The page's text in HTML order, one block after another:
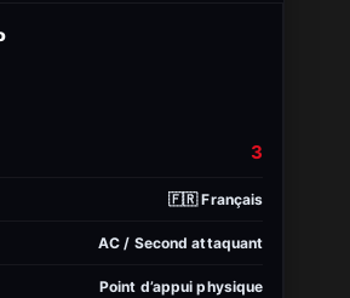
3
🇫🇷 Français
AC / Second attaquant
Point d’appui physique